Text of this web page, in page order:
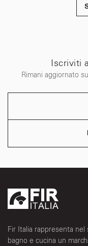
Iscriviti
Rimani aggiornato
Fir Italia rappresenta
bagno e cucina un